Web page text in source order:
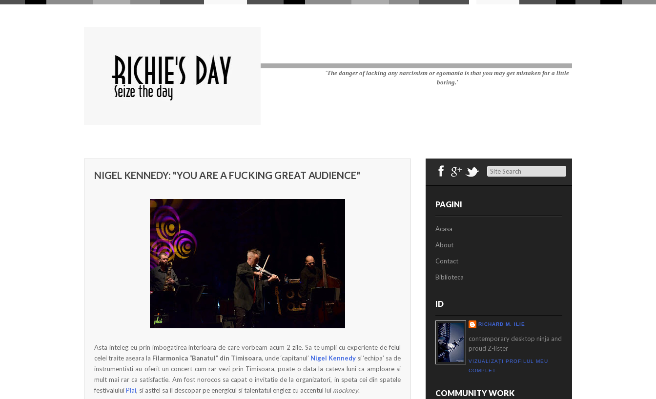
'The danger of lacking any narcissism or egomania is that you may get mistaken for a little
boring.'
NIGEL KENNEDY: "YOU ARE A FUCKING GREAT AUDIENCE"
Asta inteleg eu prin imbogatirea interioara de care vorbeam acum 2 zile. Sa te umpli cu experiente de felul
celei traite aseara la Filarmonica “Banatul” din Timisoara, unde ‘capitanul’ Nigel Kennedysi ‘echipa’ sa de
instrumentisti au oferit un concert cum rar vezi prin Timisoara, poate o data la cateva luni ca amploare si
mult mai rar ca satisfactie. Am fost norocos sa capat o invitatie de la organizatori, in speta cei din spatele
festivaluluiPlai, si astfel sa il descopar pe energicul si talentatul englez cu accentul lui mockney.
Search
PAGINI
Acasa
About
Contact
Biblioteca
ID
RICHARD M. ILIE
contemporary desktop ninja and
proud Z-lister
VIZUALIZAȚI PROFILUL MEU
COMPLET
COMMUNITY WORK